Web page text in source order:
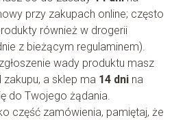
przy zakupach online; często
również w drogerii
z bieżącym regulaminem).
wady produktu masz
a sklep ma 14 dnina
do Twojego żądania.
część zamówienia, pamiętaj, że